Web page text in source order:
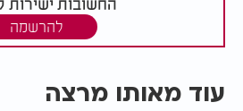
להרשמה
עוד מאותו מרצה